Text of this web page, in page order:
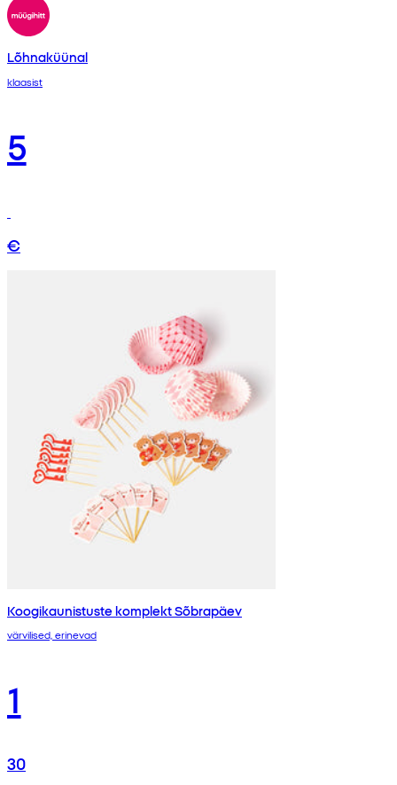
Lõhnaküünal
klaasist
5
€
Koogikaunistuste komplekt Sõbrapäev
värvilised, erinevad
1
30